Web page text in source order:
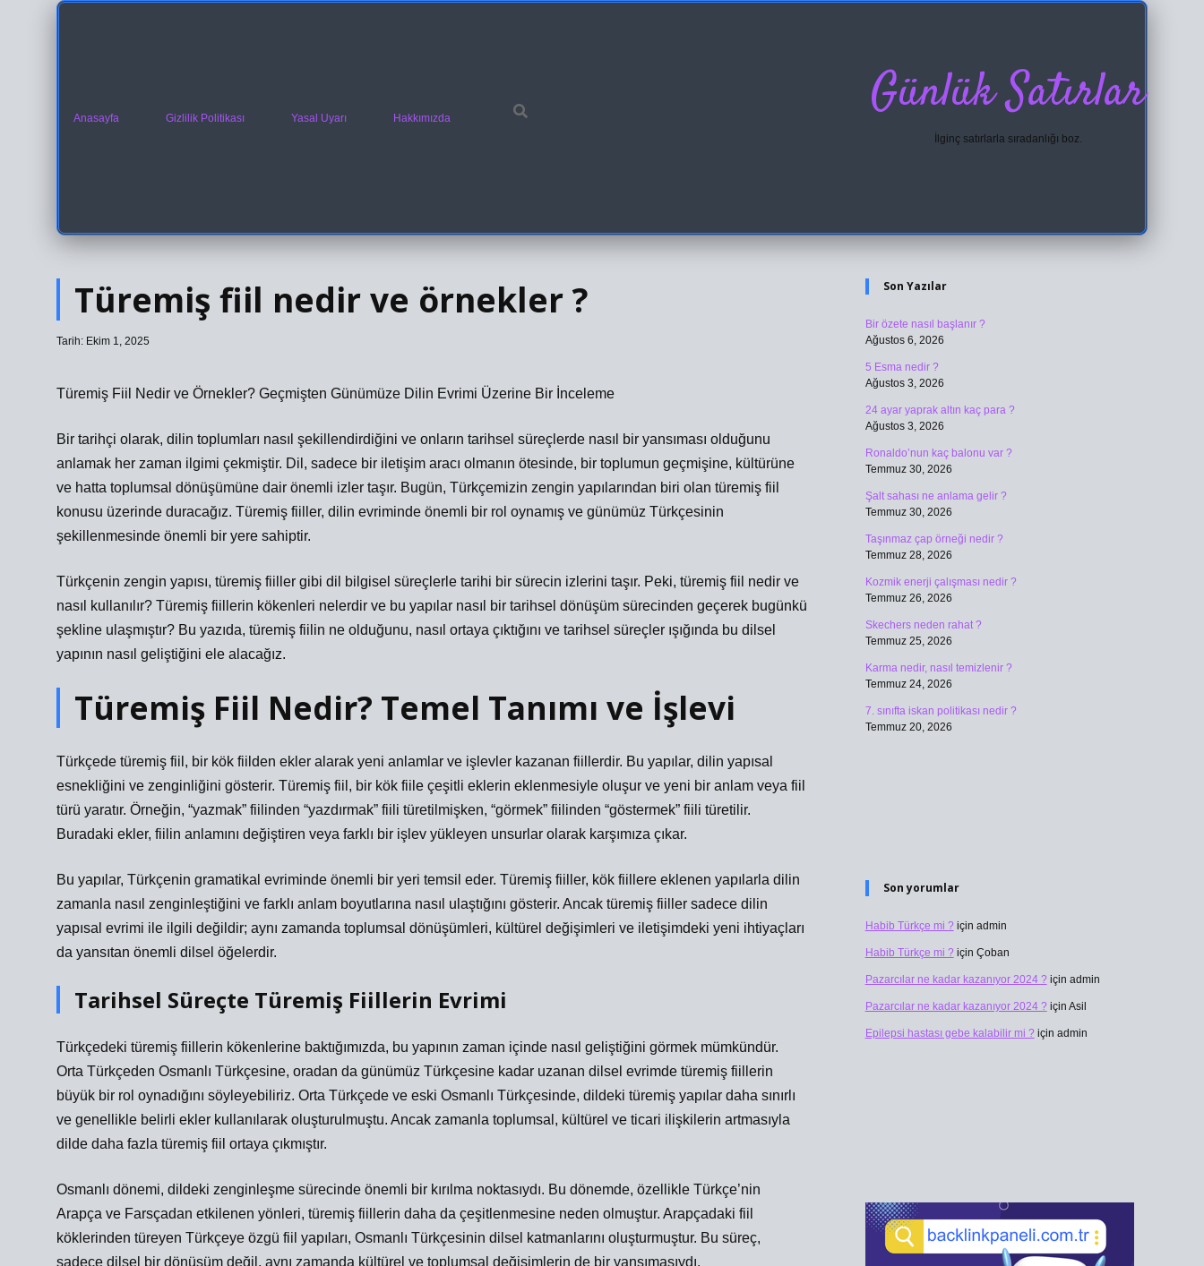
Anasayfa Gizlilik Politikası Yasal Uyarı Hakkımızda Günlük Satırlar
İlginç satırlarla sıradanlığı boz.
Türemiş fiil nedir ve örnekler ?
Tarih: Ekim 1, 2025
Türemiş Fiil Nedir ve Örnekler? Geçmişten Günümüze Dilin Evrimi Üzerine Bir İnceleme
Bir tarihçi olarak, dilin toplumları nasıl şekillendirdiğini ve onların tarihsel süreçlerde nasıl bir yansıması olduğunu
anlamak her zaman ilgimi çekmiştir. Dil, sadece bir iletişim aracı olmanın ötesinde, bir toplumun geçmişine, kültürüne
ve hatta toplumsal dönüşümüne dair önemli izler taşır. Bugün, Türkçemizin zengin yapılarından biri olan türemiş fiil
konusu üzerinde duracağız. Türemiş fiiller, dilin evriminde önemli bir rol oynamış ve günümüz Türkçesinin
şekillenmesinde önemli bir yere sahiptir.
Türkçenin zengin yapısı, türemiş fiiller gibi dil bilgisel süreçlerle tarihi bir sürecin izlerini taşır. Peki, türemiş fiil nedir ve
nasıl kullanılır? Türemiş fiillerin kökenleri nelerdir ve bu yapılar nasıl bir tarihsel dönüşüm sürecinden geçerek bugünkü
şekline ulaşmıştır? Bu yazıda, türemiş fiilin ne olduğunu, nasıl ortaya çıktığını ve tarihsel süreçler ışığında bu dilsel
yapının nasıl geliştiğini ele alacağız.
Türemiş Fiil Nedir? Temel Tanımı ve İşlevi
Türkçede türemiş fiil, bir kök fiilden ekler alarak yeni anlamlar ve işlevler kazanan fiillerdir. Bu yapılar, dilin yapısal
esnekliğini ve zenginliğini gösterir. Türemiş fiil, bir kök fiile çeşitli eklerin eklenmesiyle oluşur ve yeni bir anlam veya fiil
türü yaratır. Örneğin, “yazmak” fiilinden “yazdırmak” fiili türetilmişken, “görmek” fiilinden “göstermek” fiili türetilir.
Buradaki ekler, fiilin anlamını değiştiren veya farklı bir işlev yükleyen unsurlar olarak karşımıza çıkar.
Bu yapılar, Türkçenin gramatikal evriminde önemli bir yeri temsil eder. Türemiş fiiller, kök fiillere eklenen yapılarla dilin
zamanla nasıl zenginleştiğini ve farklı anlam boyutlarına nasıl ulaştığını gösterir. Ancak türemiş fiiller sadece dilin
yapısal evrimi ile ilgili değildir; aynı zamanda toplumsal dönüşümleri, kültürel değişimleri ve iletişimdeki yeni ihtiyaçları
da yansıtan önemli dilsel öğelerdir.
Tarihsel Süreçte Türemiş Fiillerin Evrimi
Türkçedeki türemiş fiillerin kökenlerine baktığımızda, bu yapının zaman içinde nasıl geliştiğini görmek mümkündür.
Orta Türkçeden Osmanlı Türkçesine, oradan da günümüz Türkçesine kadar uzanan dilsel evrimde türemiş fiillerin
büyük bir rol oynadığını söyleyebiliriz. Orta Türkçede ve eski Osmanlı Türkçesinde, dildeki türemiş yapılar daha sınırlı
ve genellikle belirli ekler kullanılarak oluşturulmuştu. Ancak zamanla toplumsal, kültürel ve ticari ilişkilerin artmasıyla
dilde daha fazla türemiş fiil ortaya çıkmıştır.
Osmanlı dönemi, dildeki zenginleşme sürecinde önemli bir kırılma noktasıydı. Bu dönemde, özellikle Türkçe’nin
Arapça ve Farsçadan etkilenen yönleri, türemiş fiillerin daha da çeşitlenmesine neden olmuştur. Arapçadaki fiil
köklerinden türeyen Türkçeye özgü fiil yapıları, Osmanlı Türkçesinin dilsel katmanlarını oluşturmuştur. Bu süreç,
sadece dilsel bir dönüşüm değil, aynı zamanda kültürel ve toplumsal değişimlerin de bir yansımasıydı.
Sidebar
Son Yazılar
Bir özete nasıl başlanır ?
Ağustos 6, 2026
5 Esma nedir ?
Ağustos 3, 2026
24 ayar yaprak altın kaç para ?
Ağustos 3, 2026
Ronaldo’nun kaç balonu var ?
Temmuz 30, 2026
Şalt sahası ne anlama gelir ?
Temmuz 30, 2026
Taşınmaz çap örneği nedir ?
Temmuz 28, 2026
Kozmik enerji çalışması nedir ?
Temmuz 26, 2026
Skechers neden rahat ?
Temmuz 25, 2026
Karma nedir, nasıl temizlenir ?
Temmuz 24, 2026
7. sınıfta iskan politikası nedir ?
Temmuz 20, 2026
Son yorumlar
Habib Türkçe mi ?için admin
Habib Türkçe mi ?için Çoban
Pazarcılar ne kadar kazanıyor 2024 ?için admin
Pazarcılar ne kadar kazanıyor 2024 ?için Asil
Epilepsi hastası gebe kalabilir mi ?için admin